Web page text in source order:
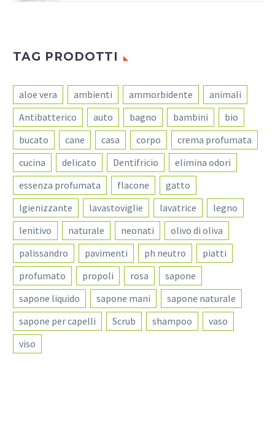
TAG PRODOTTI
aloe vera ambienti ammorbidente
animali
Antibatterico
auto bagno bambini
bio
bucato
cane casa corpo
crema profumata
cucina
delicato Dentifricio
elimina odori
essenza profumata
flacone
gatto
Igienizzante
lavastoviglie lavatrice
legno
lenitivo
naturale neonati
olivo di oliva
palissandro
pavimenti ph neutro
piatti
profumato
propoli rosa
sapone
sapone liquido
sapone mani
sapone naturale
sapone per capelli
Scrub shampoo
vaso
viso